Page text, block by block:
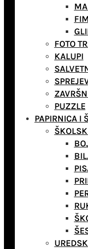
FOTO
KALUPI
PUZZLE
PAPIRNICA I